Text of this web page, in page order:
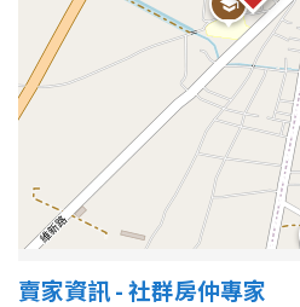
賣家資訊 - 社群房仲專家